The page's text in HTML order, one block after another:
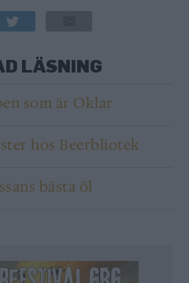
LÄSNING
som är Oklar
hos Beerbliotek
bästa öl